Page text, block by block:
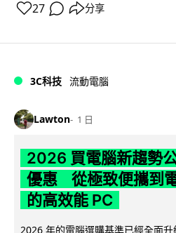
27 分享
3C科技 流動電腦
Lawton 1 日
2026 買電腦新趨勢
優惠 從極致便攜到
的高效能 PC
2026 年的電腦選購基準已經全面